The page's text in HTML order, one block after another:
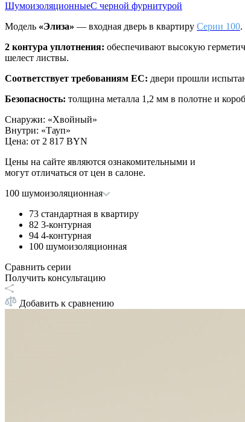
ШумоизоляционныеС черной фурнитурой
Модель «Элиза» — входная дверь в квартиру Серии 100.
2 контура уплотнения: обеспечивают высокую
шелест листвы.
Соответствует требованиям ЕС: двери прошли
Безопасность: толщина металла 1,2 мм в полотне и
Снаружи: «Хвойный»
Внутри: «Тауп»
Цена: от 2 817 BYN
Цены на сайте являются ознакомительными и
могут отличаться от цен в салоне.
100 шумоизоляционная
73 стандартная в квартиру
82 3-контурная
94 4-контурная
100 шумоизоляционная
Сравнить серии
Получить консультацию
Добавить к сравнению